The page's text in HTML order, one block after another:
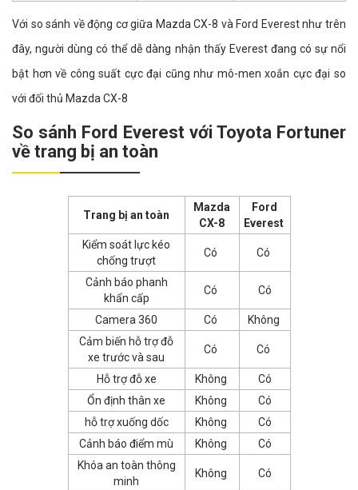
Với so sánh về động cơ giữa Mazda CX-8 và Ford Everest như trên
đây, người dùng có thể dễ dàng nhận thấy Everest đang có sự nổi
bật hơn về công suất cực đại cũng như mô-men xoắn cực đại so
với đối thủ Mazda CX-8
So sánh Ford Everest với Toyota Fortuner
về trang bị an toàn
Trang bị an toàn
Mazda
CX-8
Ford
Everest
Kiểm soát lực kéo
chống trượt
Có Có
Cảnh báo phanh
khẩn cấp
Có Có
Camera 360 Có
Không
Cảm biến hỗ trợ đỗ
xe trước và sau
Có Có
Hỗ trợ đỗ xe Không
Có
Ổn định thân xe
Không
Có
hỗ trợ xuống dốc
Không
Có
Cảnh báo điểm mù
Không
Có
Khóa an toàn thông
minh
Không Có